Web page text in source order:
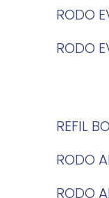
RODO
RODO
REFIL
RODO
RODO